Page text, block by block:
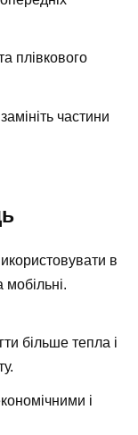
плівкового
частини
в
мобільні.
більше тепла і
і